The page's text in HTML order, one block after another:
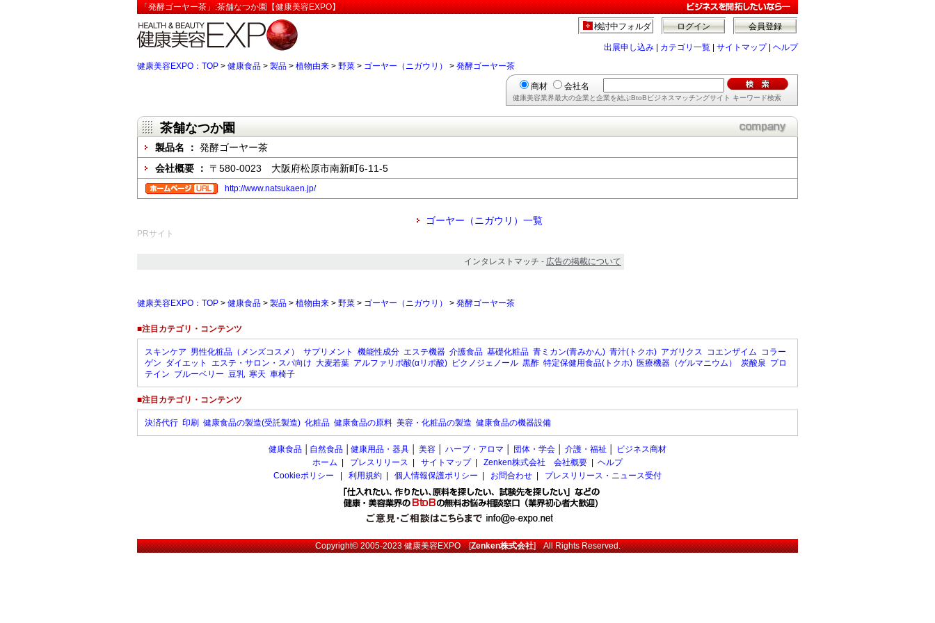
「発酵ゴーヤー茶」:茶舗なつか園【健康美容EXPO】
会員登録
ログイン
検討中フォルダ
出展申し込み カテゴリ一覧 サイトマップ| ヘルプ
健康美容EXPO：TOP > 健康食品 > 製品 > 植物由来 > 野菜 > ゴーヤー（ニガウリ） > 発酵ゴーヤー茶
商材 会社名
健康美容業界最大の企業と企業を結ぶBtoBビジネスマッチングサイト キーワード検索
茶舗なつか園
製品名 ： 発酵ゴーヤー茶
会社概要 ： 〒580-0023 大阪府松原市南新町6-11-5
http://www.natsukaen.jp/
ゴーヤー（ニガウリ）一覧
PRサイト
インタレストマッチ - 広告の掲載について
健康美容EXPO：TOP > 健康食品 > 製品 > 植物由来 > 野菜 > ゴーヤー（ニガウリ） > 発酵ゴーヤー茶
■注目カテゴリ・コンテンツ
スキンケア 男性化粧品（メンズコスメ） サプリメント 機能性成分 エステ機器 介護食品 基礎化粧品 青ミカン(青みかん) 青汁(トクホ) アガリクス コエンザイム コラー
ゲン ダイエット エステ・サロン・スパ向け 大麦若葉 アルファリポ酸(αリポ酸) ピクノジェノール 黒酢 特定保健用食品(トクホ) 医療機器（ゲルマニウム） 炭酸泉 プロ
テイン ブルーベリー 豆乳 寒天 車椅子
■注目カテゴリ・コンテンツ
決済代行 印刷 健康食品の製造(受託製造) 化粧品 健康食品の原料 美容・化粧品の製造 健康食品の機器設備
健康食品 自然食品 健康用品・器具 美容 ハーブ・アロマ 団体・学会 介護・福祉
ビジネス商材
ホーム
プレスリリース サイトマップ| Zenken株式会社 会社概要
ヘルプ
Cookieポリシー
利用規約 個人情報保護ポリシー お問合わせ プレスリリース・ニュース受付
Copyright© 2005-2023健康美容EXPO[Zenken株式会社] All Rights Reserved.